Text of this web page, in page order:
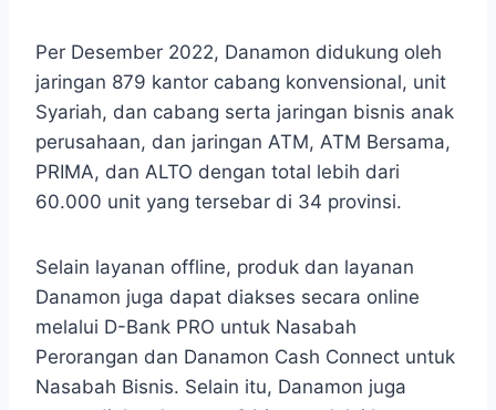
Per Desember 2022, Danamon didukung oleh
jaringan 879 kantor cabang konvensional, unit
Syariah, dan cabang serta jaringan bisnis anak
perusahaan, dan jaringan ATM, ATM Bersama,
PRIMA, dan ALTO dengan total lebih dari
60.000 unit yang tersebar di 34 provinsi.
Selain layanan offline, produk dan layanan
Danamon juga dapat diakses secara online
melalui D-Bank PRO untuk Nasabah
Perorangan dan Danamon Cash Connect untuk
Nasabah Bisnis. Selain itu, Danamon juga